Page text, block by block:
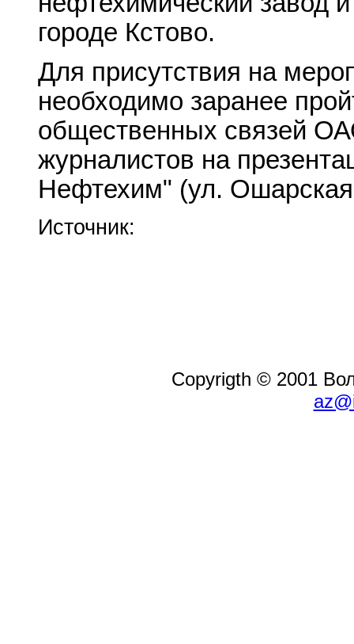
городе Кстово.
Для присутствия на
необходимо заранее
общественных связей
журналистов на
Нефтехим" (ул.
Источник:
Copyrigth © 2001